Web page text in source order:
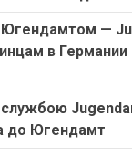
—
в
до Югендамт